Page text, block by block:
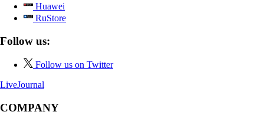
Huawei
RuStore
Follow us:
Follow us on Twitter
LiveJournal
COMPANY